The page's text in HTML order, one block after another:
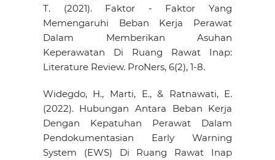
T. (2021). Faktor - Faktor Yang
Memengaruhi Beban Kerja Perawat
Dalam Memberikan Asuhan
Keperawatan Di Ruang Rawat Inap:
Literature Review. ProNers, 6(2), 1-8.
Widegdo, H., Marti, E., & Ratnawati, E.
(2022). Hubungan Antara Beban Kerja
Dengan Kepatuhan Perawat Dalam
Pendokumentasian Early Warning
System (EWS) Di Ruang Rawat Inap